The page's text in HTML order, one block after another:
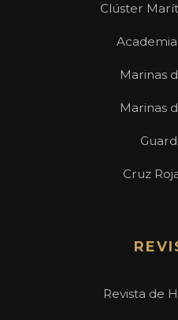
Clúster
Marinas
Marinas
Cruz
Revista de